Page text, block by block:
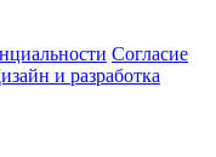
Согласие
и разработка